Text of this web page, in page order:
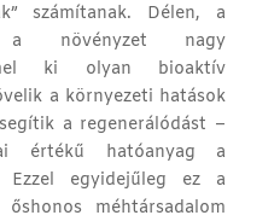
számítanak. Délen, a
a növényzet nagy
ki olyan bioaktív
a környezeti hatások
a regenerálódást –
értékű hatóanyag a
Ezzel egyidejűleg ez a
méhtársadalom